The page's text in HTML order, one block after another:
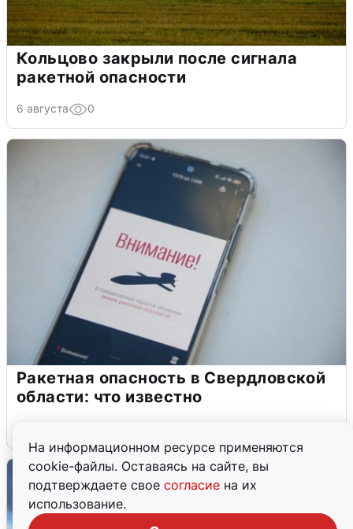
На информационном ресурсе применяются
cookie-файлы. Оставаясь на сайте, вы
подтверждаете свое согласие на их
использование.
Кольцово закрыли после сигнала
ракетной опасности
6 августа 0
Ракетная опасность в Свердловской
области: что известно